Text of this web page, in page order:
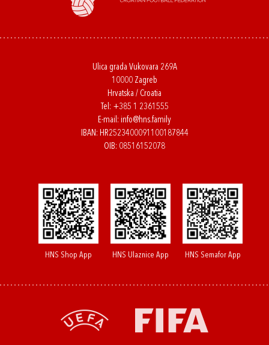
Ulica grada Vukovara 269A
10000 Zagreb
Hrvatska / Croatia
Tel: +385 1 2361555
E-mail: info@hns.family
IBAN: HR2523400091100187844
OIB: 08516152078
HNS Shop App HNS Ulaznice App HNS Semafor App